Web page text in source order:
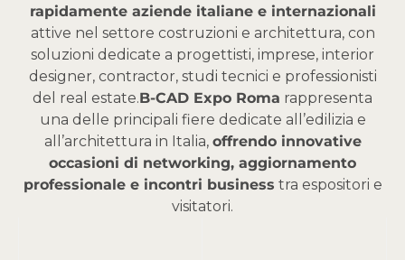
rapidamente aziende italiane e internazionali
attive nel settore costruzioni e architettura, con
soluzioni dedicate a progettisti, imprese, interior
designer, contractor, studi tecnici e professionisti
del real estate.B-CAD Expo Roma rappresenta
una delle principali fiere dedicate all’edilizia e
all’architettura in Italia, offrendo innovative
occasioni di networking, aggiornamento
professionale e incontri business tra espositori e
visitatori.